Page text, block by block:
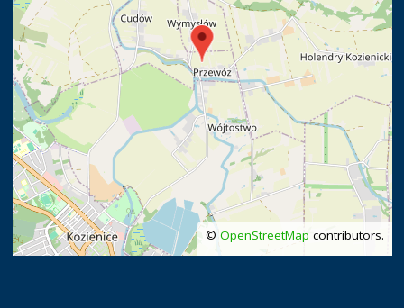
© OpenStreetMap contributors.